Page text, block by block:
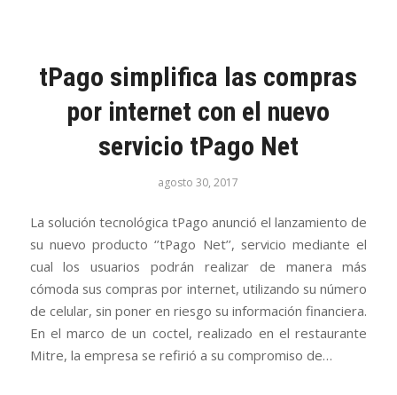
tPago simplifica las compras
por internet con el nuevo
servicio tPago Net
agosto 30, 2017
La solución tecnológica tPago anunció el lanzamiento de
su nuevo producto ‘’tPago Net’’, servicio mediante el
cual los usuarios podrán realizar de manera más
cómoda sus compras por internet, utilizando su número
de celular, sin poner en riesgo su información financiera.
En el marco de un coctel, realizado en el restaurante
Mitre, la empresa se refirió a su compromiso de…